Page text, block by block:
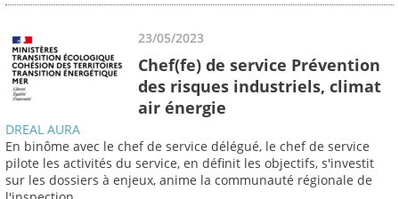
23/05/2023
Chef(fe) de service Prévention
des risques industriels, climat
air énergie
DREAL AURA
En binôme avec le chef de service délégué, le chef de service
pilote les activités du service, en définit les objectifs, s'investit
sur les dossiers à enjeux, anime la communauté régionale de